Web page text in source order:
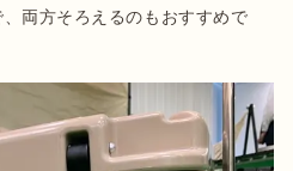
両方そろえるのもおすすめで